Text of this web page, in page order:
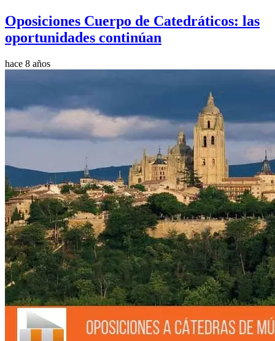
Oposiciones Cuerpo de Catedráticos: las
oportunidades continúan
hace 8 años